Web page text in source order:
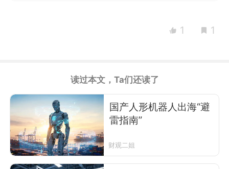
1 1
读过本文，Ta们还读了
国产人形机器人出海“避
雷指南”
财观二姐